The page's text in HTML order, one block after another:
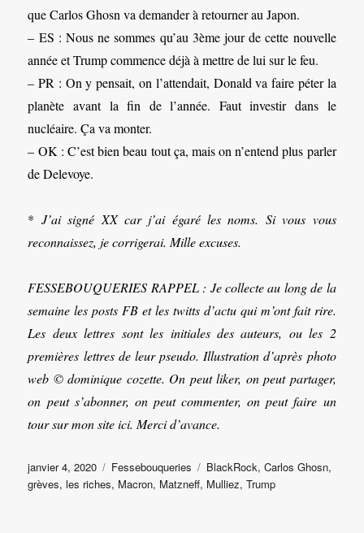
que Carlos Ghosn va demander à retourner au Japon.
– ES : Nous ne sommes qu’au 3ème jour de cette nouvelle
année et Trump commence déjà à mettre de lui sur le feu.
– PR : On y pensait, on l’attendait, Donald va faire péter la
planète avant la fin de l’année. Faut investir dans le
nucléaire. Ça va monter.
– OK : C’est bien beau tout ça, mais on n’entend plus parler
de Delevoye.
* J’ai signé XX car j’ai égaré les noms. Si vous vous
reconnaissez, je corrigerai. Mille excuses.
FESSEBOUQUERIES RAPPEL : Je collecte au long de la
semaine les posts FB et les twitts d’actu qui m’ont fait rire.
Les deux lettres sont les initiales des auteurs, ou les 2
premières lettres de leur pseudo. Illustration d’après photo
web © dominique cozette. On peut liker, on peut partager,
on peut s’abonner, on peut commenter, on peut faire un
tour sur mon site ici. Merci d’avance.
Publié
le
janvier 4, 2020 Catégories
Fessebouqueries Étiquettes
BlackRock,Carlos Ghosn,
grèves,les riches, Macron, Matzneff, Mulliez,Trump